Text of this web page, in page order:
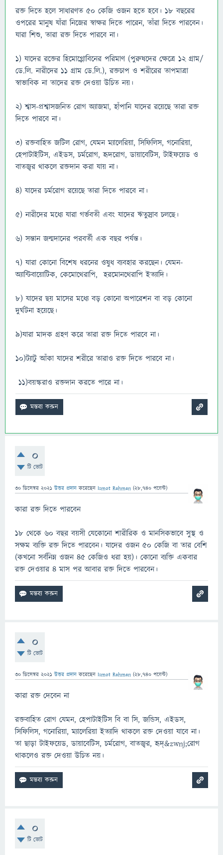
রক্ত দিতে হলে সাধারণত ৫০ কেজি ওজন হতে হবে। ১৮ বছরের
ওপরের মানুষ যাঁরা নিজের স্বাক্ষর দিতে পারেন, তাঁরা দিতে পারবেন।
যারা শিশু, তারা রক্ত দিতে পারবে না।
১) যাদের রক্তের হিমোগ্লোবিনের পরিমাণ (পুরুষদের ক্ষেত্রে ১২ গ্রাম/
ডে.লি. নারীদের ১১ গ্রাম ডে.লি.), রক্তচাপ ও শরীরের তাপমাত্রা
স্বাভাবিক না তাদের রক্ত দেওয়া উচিত নয়।
২) শ্বাস-প্রশ্বাসজনিত রোগ অ্যাজমা, হাঁপানি যাদের রয়েছে তারা রক্ত
দিতে পারবে না।
৩) রক্তবাহিত জটিল রোগ, যেমন ম্যালেরিয়া, সিফিলিস, গনোরিয়া,
হেপাটাইটিস, এইডস, চর্মরোগ, হৃদরোগ, ডায়াবেটিস, টাইফয়েড ও
বাতজ্বর থাকলে রক্তদান করা যায় না।
৪) যাদের চর্মরোগ রয়েছে তারা দিতে পারবে না।
৫) নারীদের মধ্যে যারা গর্ভবতী এবং যাদের ঋতুস্রাব চলছে।
৬) সন্তান জন্মদানের পরবর্তী এক বছর পর্যন্ত।
৭) যারা কোনো বিশেষ ধরনের ওষুধ ব্যবহার করছেন। যেমন-
অ্যান্টিবায়োটিক, কেমোথেরাপি, হরমোনথেরাপি ইত্যাদি।
৮) যাদের ছয় মাসের মধ্যে বড় কোনো অপারেশন বা বড় কোনো
দুর্ঘটনা হয়েছে।
৯)যারা মাদক গ্রহণ করে তারা রক্ত দিতে পারবে না।
১০)ট্যাটু আঁকা যাদের শরীরে তারাও রক্ত দিতে পারবে না।
১১)বয়স্করাও রক্তদান করতে পারে না।
0
টি ভোট
30 ডিসেম্বর 2021 উত্তর প্রদান করেছেন Ismot Rahman (28,740 পয়েন্ট)
কারা রক্ত দিতে পারবেন
১৮ থেকে ৬০ বছর বয়সী যেকোনো শারীরিক ও মানসিকভাবে সুস্থ ও
সক্ষম ব্যক্তি রক্ত দিতে পারবেন। যাদের ওজন ৫০ কেজি বা তার বেশি
(কখনো সর্বনিম্ন ওজন ৪৫ কেজিও ধরা হয়)। কোনো ব্যক্তি একবার
রক্ত দেওয়ার ৪ মাস পর আবার রক্ত দিতে পারবেন।
0
টি ভোট
30 ডিসেম্বর 2021 উত্তর প্রদান করেছেন Ismot Rahman (28,740 পয়েন্ট)
কারা রক্ত দেবেন না
রক্তবাহিত রোগ যেমন, হেপাটাইটিস বি বা সি, জন্ডিস, এইডস,
সিফিলিস, গনোরিয়া, ম্যালেরিয়া ইত্যাদি থাকলে রক্ত দেওয়া যাবে না।
তা ছাড়া টাইফয়েড, ডায়াবেটিস, চর্মরোগ, বাতজ্বর, হৃদ্&zwnj;রোগ
থাকলেও রক্ত দেওয়া উচিত নয়।
0
টি ভোট